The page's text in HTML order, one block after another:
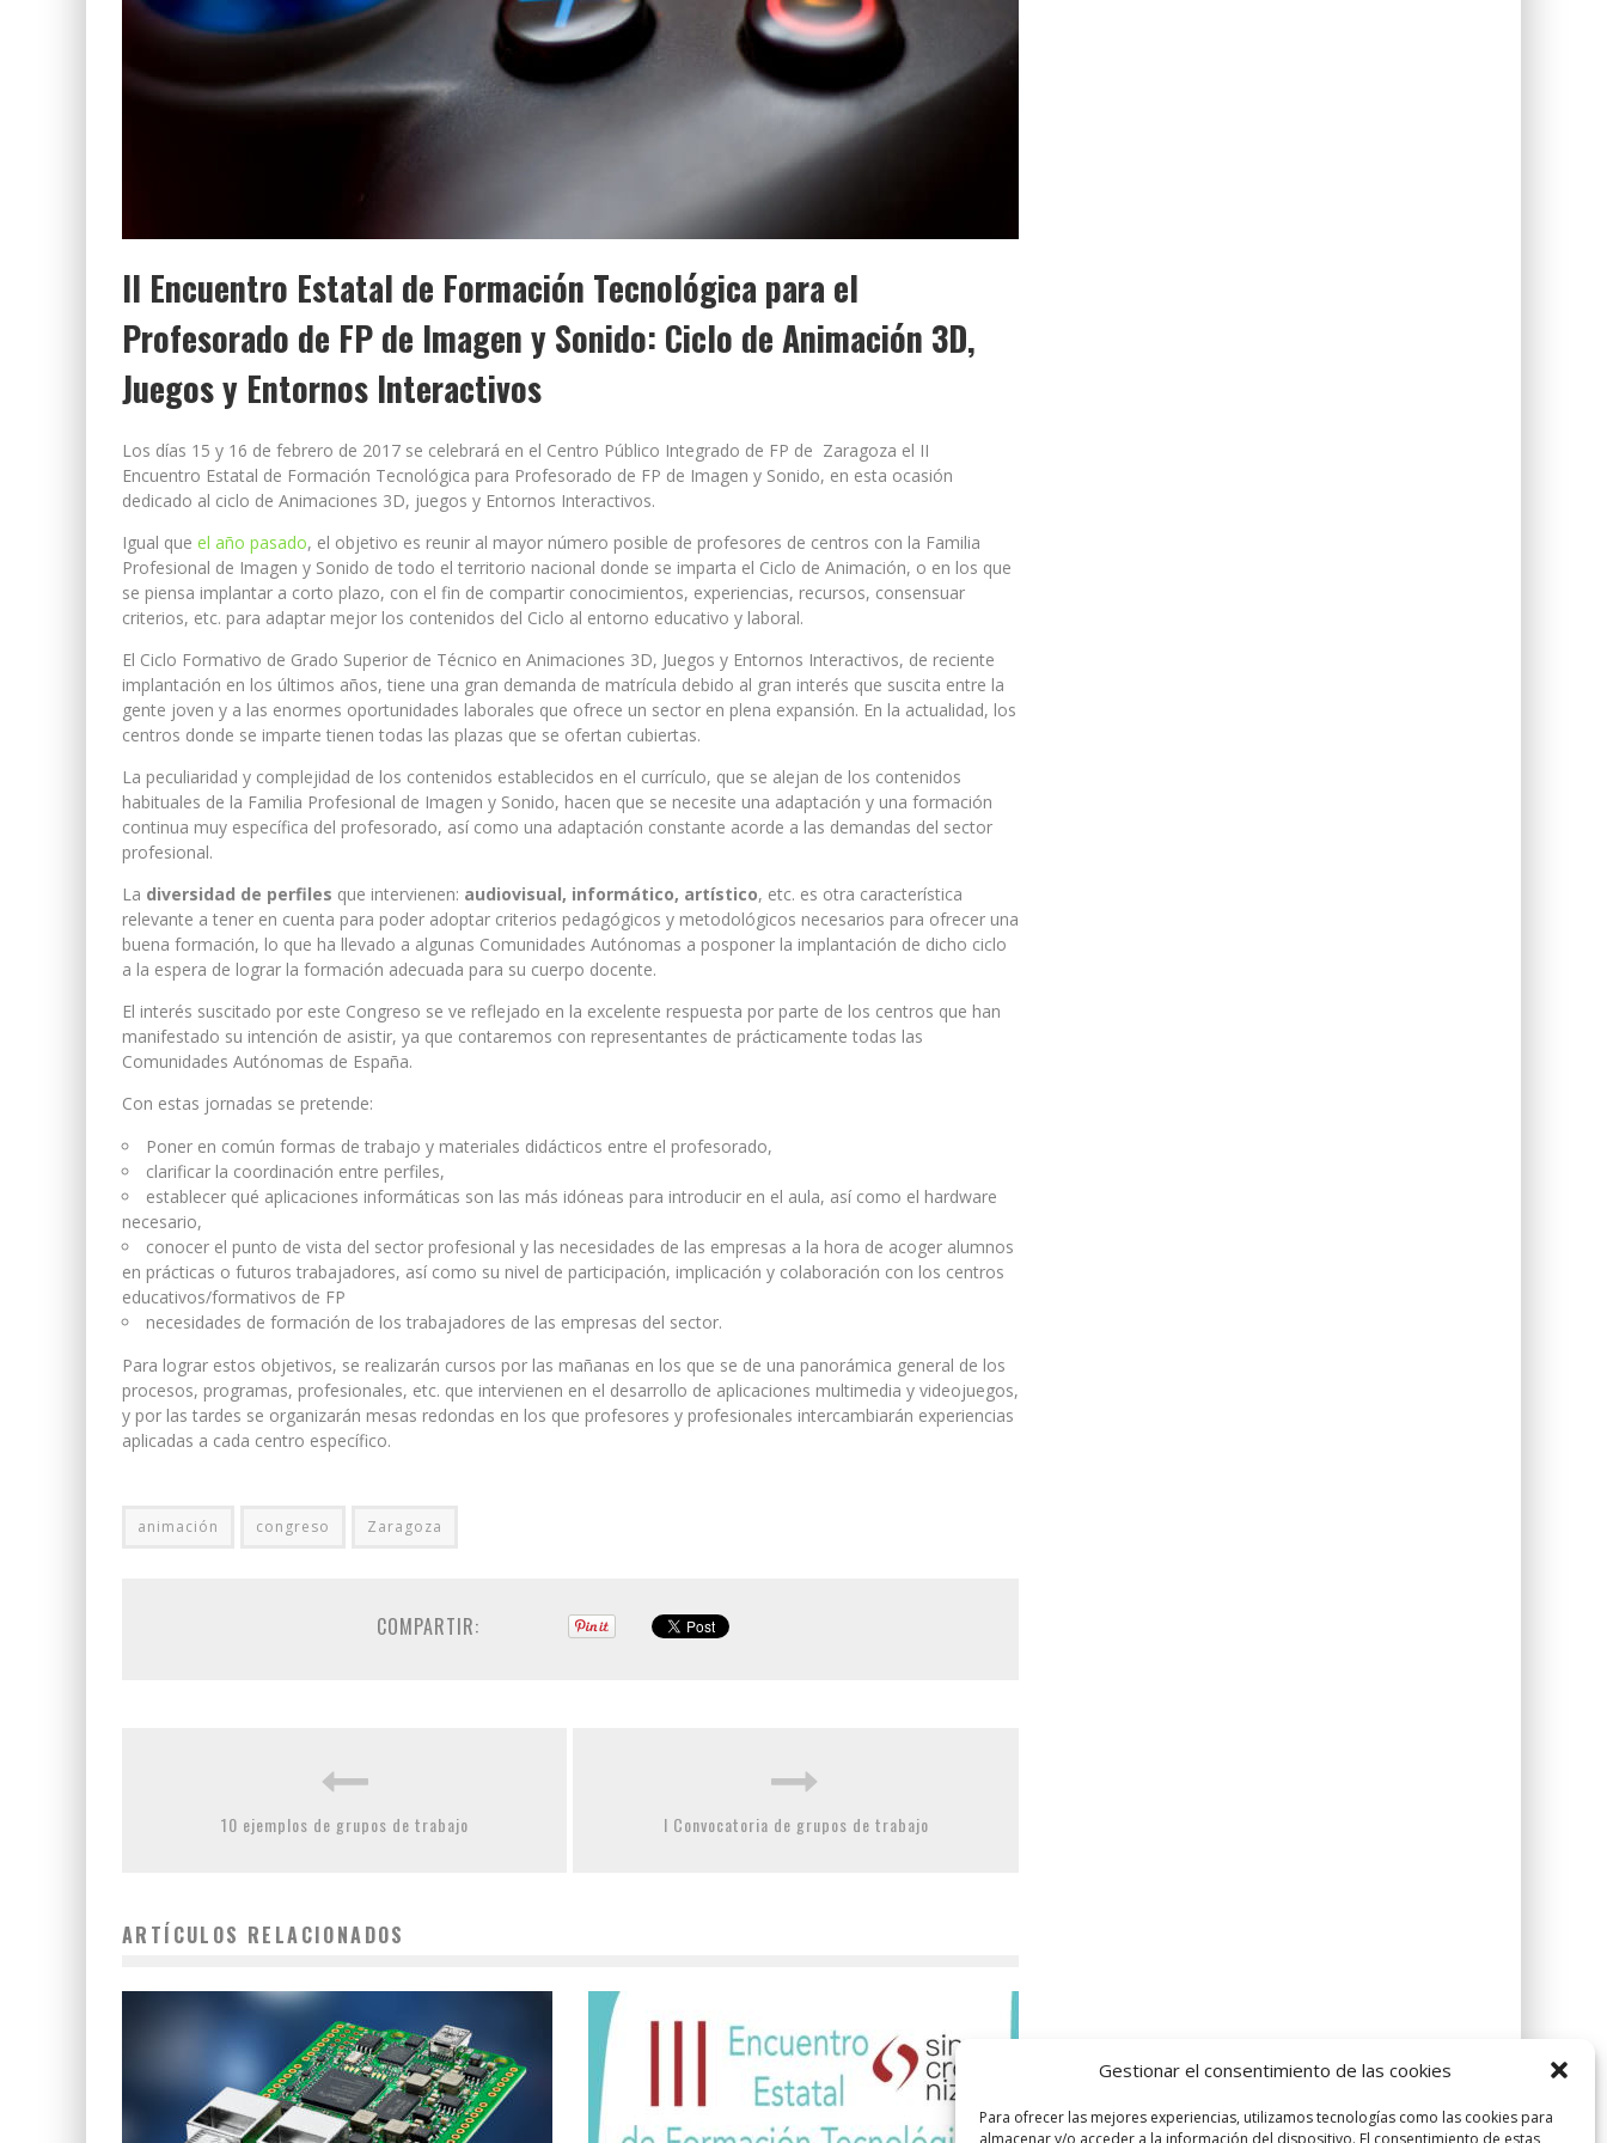
Gestionar el consentimiento de las cookies
Para ofrecer las mejores experiencias, utilizamos tecnologías como las cookies para
almacenar y/o acceder a la información del dispositivo. El consentimiento de estas
II Encuentro Estatal de Formación Tecnológica para el
Profesorado de FP de Imagen y Sonido: Ciclo de Animación 3D,
Juegos y Entornos Interactivos
Los días 15 y 16 de febrero de 2017 se celebrará en el Centro Público Integrado de FP de Zaragoza el II
Encuentro Estatal de Formación Tecnológica para Profesorado de FP de Imagen y Sonido, en esta ocasión
dedicado al ciclo de Animaciones 3D, juegos y Entornos Interactivos.
Igual que el año pasado, el objetivo es reunir al mayor número posible de profesores de centros con la Familia
Profesional de Imagen y Sonido de todo el territorio nacional donde se imparta el Ciclo de Animación, o en los que
se piensa implantar a corto plazo, con el fin de compartir conocimientos, experiencias, recursos, consensuar
criterios, etc. para adaptar mejor los contenidos del Ciclo al entorno educativo y laboral.
El Ciclo Formativo de Grado Superior de Técnico en Animaciones 3D, Juegos y Entornos Interactivos, de reciente
implantación en los últimos años, tiene una gran demanda de matrícula debido al gran interés que suscita entre la
gente joven y a las enormes oportunidades laborales que ofrece un sector en plena expansión. En la actualidad, los
centros donde se imparte tienen todas las plazas que se ofertan cubiertas.
La peculiaridad y complejidad de los contenidos establecidos en el currículo, que se alejan de los contenidos
habituales de la Familia Profesional de Imagen y Sonido, hacen que se necesite una adaptación y una formación
continua muy específica del profesorado, así como una adaptación constante acorde a las demandas del sector
profesional.
La diversidad de perfiles que intervienen: audiovisual, informático, artístico, etc. es otra característica
relevante a tener en cuenta para poder adoptar criterios pedagógicos y metodológicos necesarios para ofrecer una
buena formación, lo que ha llevado a algunas Comunidades Autónomas a posponer la implantación de dicho ciclo
a la espera de lograr la formación adecuada para su cuerpo docente.
El interés suscitado por este Congreso se ve reflejado en la excelente respuesta por parte de los centros que han
manifestado su intención de asistir, ya que contaremos con representantes de prácticamente todas las
Comunidades Autónomas de España.
Con estas jornadas se pretende:
Poner en común formas de trabajo y materiales didácticos entre el profesorado,
clarificar la coordinación entre perfiles,
establecer qué aplicaciones informáticas son las más idóneas para introducir en el aula, así como el hardware
necesario,
conocer el punto de vista del sector profesional y las necesidades de las empresas a la hora de acoger alumnos
en prácticas o futuros trabajadores, así como su nivel de participación, implicación y colaboración con los centros
educativos/formativos de FP
necesidades de formación de los trabajadores de las empresas del sector.
Para lograr estos objetivos, se realizarán cursos por las mañanas en los que se de una panorámica general de los
procesos, programas, profesionales, etc. que intervienen en el desarrollo de aplicaciones multimedia y videojuegos,
y por las tardes se organizarán mesas redondas en los que profesores y profesionales intercambiarán experiencias
aplicadas a cada centro específico.
animación congreso Zaragoza
COMPARTIR:
10 ejemplos de grupos de trabajo I Convocatoria de grupos de trabajo
ARTÍCULOS RELACIONADOS